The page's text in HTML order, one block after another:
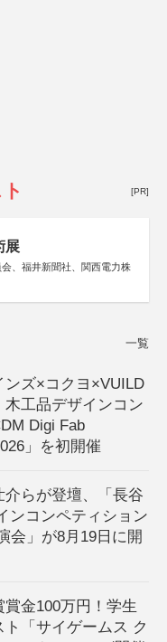
[PR]
展
、福井新聞社、関西電力株
一覧
ンズ×コクヨ×VUILD
工品デザインコン
Digi Fab
」を初開催
らが登壇、「長谷
ンコンペティション
会」が8月19日に開
賞金100万円！学生
「サイゲームス ク